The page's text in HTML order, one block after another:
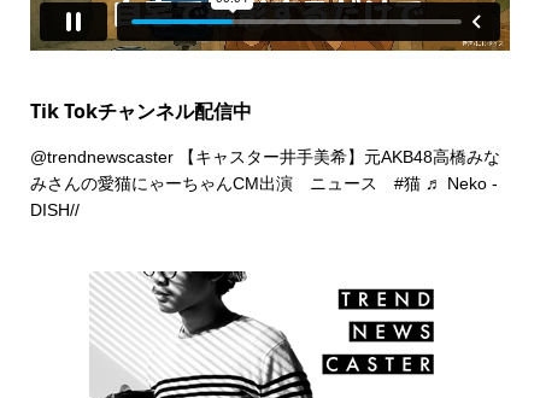
Tik Tokチャンネル配信中
@trendnewscaster【キャスター井手美希】元AKB48高橋みな
みさんの愛猫にゃーちゃんCM出演 ニュース #猫 ♬ Neko -
DISH//